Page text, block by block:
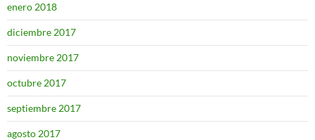
enero 2018
diciembre 2017
noviembre 2017
octubre 2017
septiembre 2017
agosto 2017